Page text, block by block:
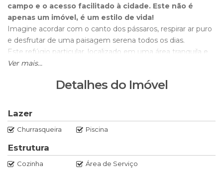
campo e o acesso facilitado à cidade. Este não é
apenas um imóvel, é um estilo de vida!
Imagine acordar com o canto dos pássaros, respirar ar puro
e desfrutar de uma paisagem serena todos os dias.
Este refúgio particular, localizado em uma área tranquila e
de excelente vizinhança, oferece tudo isso e muito mais, a
amplos (sendo 1 suíte), sala aconchegante, cozinha
funcional com fogão a lenha e 2 banheiros. Perfeita para
uma família.
Área de Lazer Premium:A casa se abre para
umespaço externo incrível, com
Ver mais...
Detalhes do Imóvel
Lazer
Churrasqueira Piscina
Estrutura
Cozinha Área de Serviço